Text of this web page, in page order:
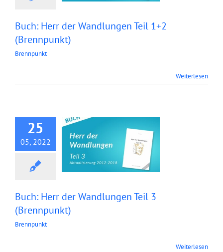
Buch: Herr der Wandlungen Teil 1+2
(Brennpunkt)
Brennpunkt
Weiterlesen
25
05, 2022
Buch: Herr der Wandlungen Teil 3
(Brennpunkt)
Brennpunkt
Weiterlesen